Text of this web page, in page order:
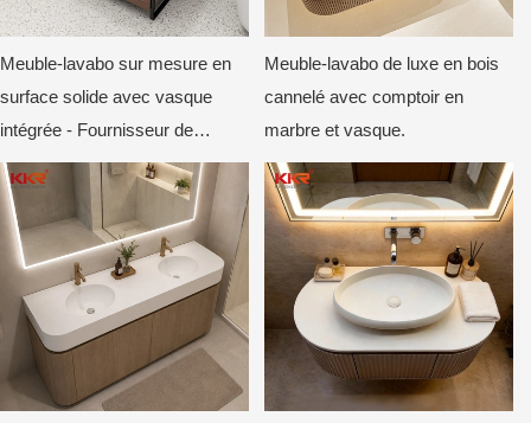
Meuble-lavabo sur mesure en
surface solide avec vasque
intégrée - Fournisseur de
meubles-lavabos pour hôtels de
luxe
Meuble-lavabo de luxe en bois
cannelé avec comptoir en
marbre et vasque.